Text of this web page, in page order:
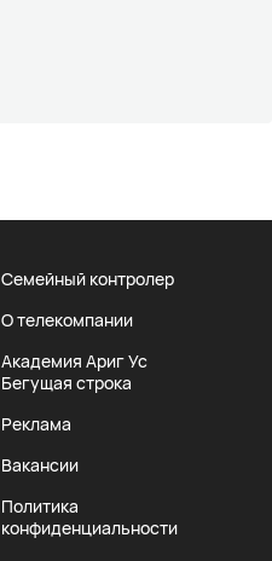
Семейный контролер
О телекомпании
Академия Ариг Ус
Бегущая строка
Реклама
Вакансии
Политика
конфиденциальности